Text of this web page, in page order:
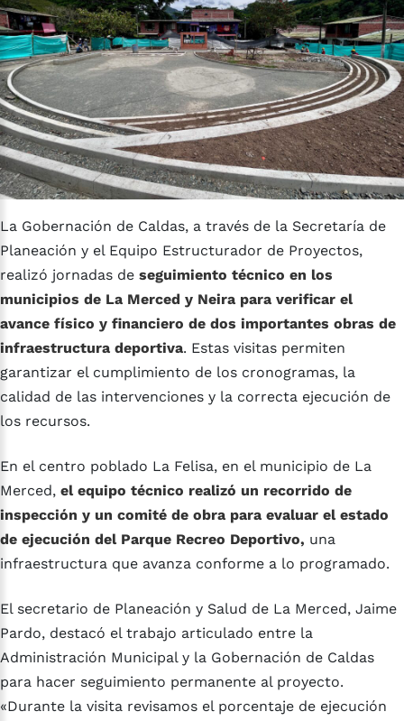
La Gobernación de Caldas, a través de la Secretaría de
Planeación y el Equipo Estructurador de Proyectos,
realizó jornadas de seguimiento técnico en los
municipios de La Merced y Neira para verificar el
avance físico y financiero de dos importantes obras de
infraestructura deportiva. Estas visitas permiten
garantizar el cumplimiento de los cronogramas, la
calidad de las intervenciones y la correcta ejecución de
los recursos.
En el centro poblado La Felisa, en el municipio de La
Merced, el equipo técnico realizó un recorrido de
inspección y un comité de obra para evaluar el estado
de ejecución del Parque Recreo Deportivo, una
infraestructura que avanza conforme a lo programado.
El secretario de Planeación y Salud de La Merced, Jaime
Pardo, destacó el trabajo articulado entre la
Administración Municipal y la Gobernación de Caldas
para hacer seguimiento permanente al proyecto.
«Durante la visita revisamos el porcentaje de ejecución